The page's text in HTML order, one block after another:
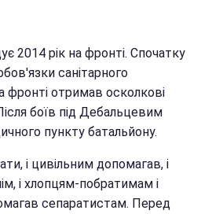
2014 рік на фронті. Спочатку
санітарного
фронті отримав осколкові
боїв під Дебальцевим
пункту батальйону.
і цивільним допомагав, і
і хлопцям-побратимам і
сепаратистам. Перед